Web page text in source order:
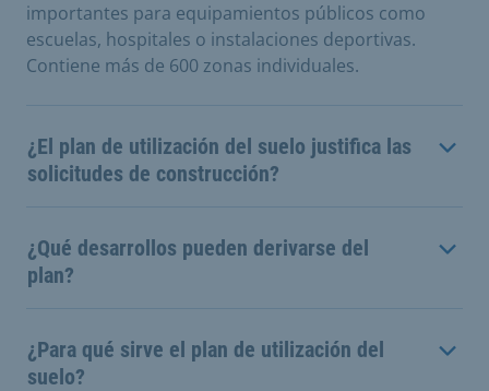
importantes para equipamientos públicos como
escuelas, hospitales o instalaciones deportivas.
Contiene más de 600 zonas individuales.
¿El plan de utilización del suelo justifica las
solicitudes de construcción?
¿Qué desarrollos pueden derivarse del
plan?
¿Para qué sirve el plan de utilización del
suelo?